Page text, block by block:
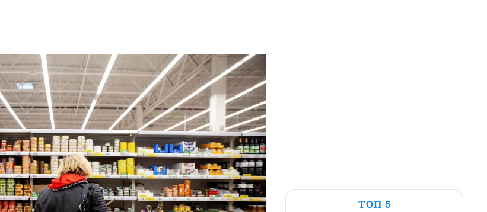
ТОП 5